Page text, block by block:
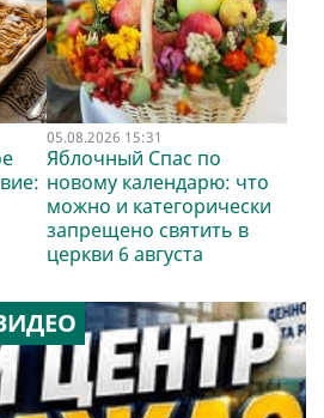
05.08.2026 15:31
Яблочный Спас по
новому календарю: что
можно и категорически
запрещено святить в
церкви 6 августа